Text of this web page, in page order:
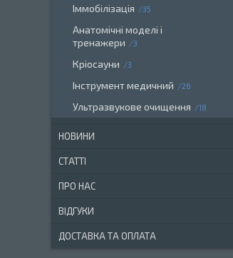
Іммобілізація 35
Анатомічні моделі і
тренажери
3
Кріосауни 3
Інструмент медичний 26
Ультразвукове очищення 18
НОВИНИ
СТАТТІ
ПРО НАС
ВІДГУКИ
ДОСТАВКА ТА ОПЛАТА